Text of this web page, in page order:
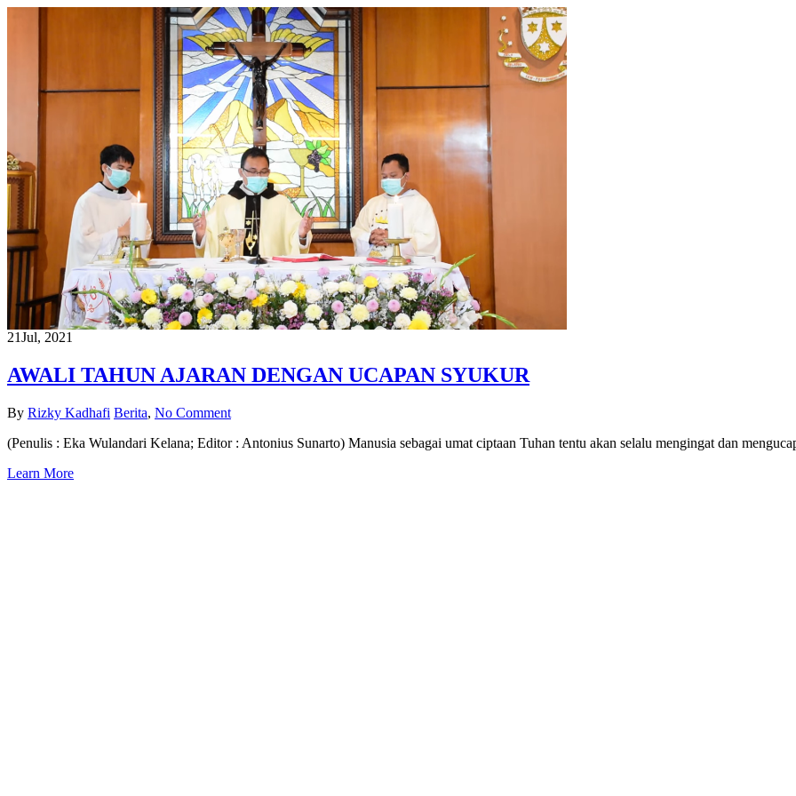
21Jul, 2021
AWALI TAHUN AJARAN DENGAN UCAPAN SYUKUR
By Rizky Kadhafi Berita, No Comment
(Penulis : Eka Wulandari Kelana; Editor : Antonius Sunarto) Manusia sebagai umat ciptaan Tuhan tentu akan selalu mengingat dan
Learn More